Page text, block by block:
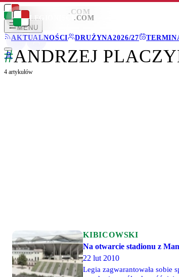
LEGIONISCI .COM
MENU
AKTUALNOŚCI
DRUŻYNA2026/27
LEGIONISCI .COM
#ANDRZEJ
4 artykułów
KIBICOWSKI
Na otwarcie stadionu z
22 lut 2010
Legia zagwarantowała